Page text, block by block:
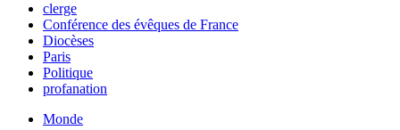
clerge
Conférence des évêques de France
Diocèses
Paris
Politique
profanation
Monde